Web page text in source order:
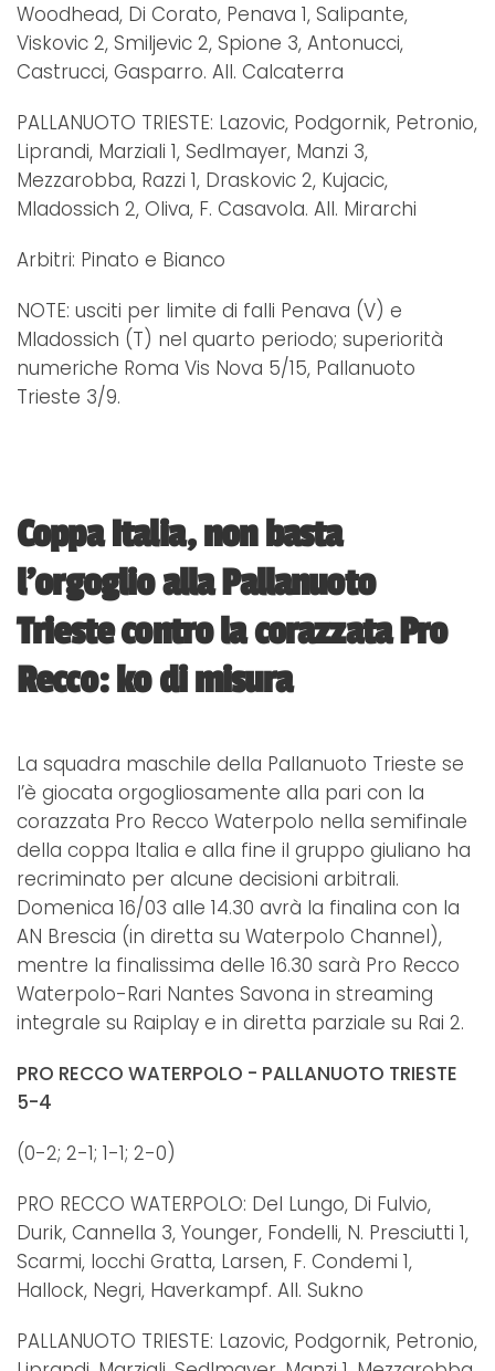
Woodhead, Di Corato, Penava 1, Salipante,
Viskovic 2, Smiljevic 2, Spione 3, Antonucci,
Castrucci, Gasparro. All. Calcaterra
PALLANUOTO TRIESTE: Lazovic, Podgornik, Petronio,
Liprandi, Marziali 1, Sedlmayer, Manzi 3,
Mezzarobba, Razzi 1, Draskovic 2, Kujacic,
Mladossich 2, Oliva, F. Casavola. All. Mirarchi
Arbitri: Pinato e Bianco
NOTE: usciti per limite di falli Penava (V) e
Mladossich (T) nel quarto periodo; superiorità
numeriche Roma Vis Nova 5/15, Pallanuoto
Trieste 3/9.
Coppa Italia, non basta
l'orgoglio alla Pallanuoto
Trieste contro la corazzata Pro
Recco: ko di misura
La squadra maschile della Pallanuoto Trieste se
l’è giocata orgogliosamente alla pari con la
corazzata Pro Recco Waterpolo nella semifinale
della coppa Italia e alla fine il gruppo giuliano ha
recriminato per alcune decisioni arbitrali.
Domenica 16/03 alle 14.30 avrà la finalina con la
AN Brescia (in diretta su Waterpolo Channel),
mentre la finalissima delle 16.30 sarà Pro Recco
Waterpolo-Rari Nantes Savona in streaming
integrale su Raiplay e in diretta parziale su Rai 2.
PRO RECCO WATERPOLO - PALLANUOTO TRIESTE
5-4
(0-2; 2-1; 1-1; 2-0)
PRO RECCO WATERPOLO: Del Lungo, Di Fulvio,
Durik, Cannella 3, Younger, Fondelli, N. Presciutti 1,
Scarmi, Iocchi Gratta, Larsen, F. Condemi 1,
Hallock, Negri, Haverkampf. All. Sukno
PALLANUOTO TRIESTE: Lazovic, Podgornik, Petronio,